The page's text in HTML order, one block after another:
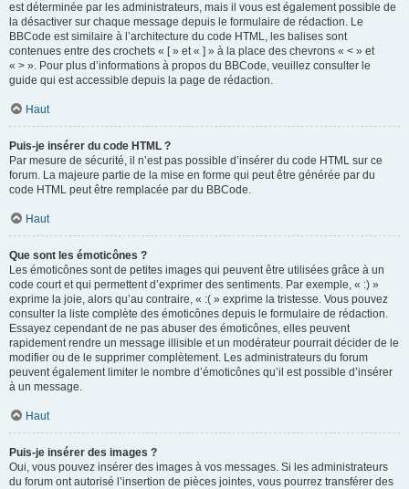
est déterminée par les administrateurs, mais il vous est également possible de
la désactiver sur chaque message depuis le formulaire de rédaction. Le
BBCode est similaire à l’architecture du code HTML, les balises sont
contenues entre des crochets « [ » et « ] » à la place des chevrons « < » et
« > ». Pour plus d’informations à propos du BBCode, veuillez consulter le
guide qui est accessible depuis la page de rédaction.
Haut
Puis-je insérer du code HTML ?
Par mesure de sécurité, il n’est pas possible d’insérer du code HTML sur ce
forum. La majeure partie de la mise en forme qui peut être générée par du
code HTML peut être remplacée par du BBCode.
Haut
Que sont les émoticônes ?
Les émoticônes sont de petites images qui peuvent être utilisées grâce à un
code court et qui permettent d’exprimer des sentiments. Par exemple, « :) »
exprime la joie, alors qu’au contraire, « :( » exprime la tristesse. Vous pouvez
consulter la liste complète des émoticônes depuis le formulaire de rédaction.
Essayez cependant de ne pas abuser des émoticônes, elles peuvent
rapidement rendre un message illisible et un modérateur pourrait décider de le
modifier ou de le supprimer complètement. Les administrateurs du forum
peuvent également limiter le nombre d’émoticônes qu’il est possible d’insérer
à un message.
Haut
Puis-je insérer des images ?
Oui, vous pouvez insérer des images à vos messages. Si les administrateurs
du forum ont autorisé l’insertion de pièces jointes, vous pourrez transférer des